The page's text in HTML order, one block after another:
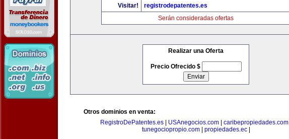
Visitar!
registrodepatentes.es
Serán consideradas ofertas
Realizar una Oferta
Precio Ofrecido $
Otros dominios en venta:
RegistroDePatentes.es
USAnegocios.com caribepropiedades.com
tunegociopropio.com| propiedades.ec|